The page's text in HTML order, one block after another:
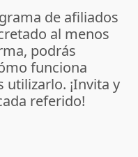
de afiliados
al menos
podrás
funciona
utilizarlo. ¡Invita y
referido!